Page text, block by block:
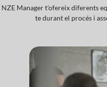
NZE Manager t'ofereix diferents
te durant el procés i